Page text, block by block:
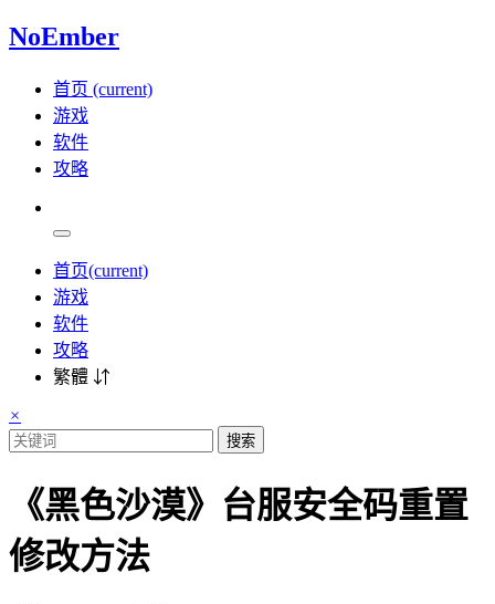
NoEmber
首页 (current)
游戏
软件
攻略
首页(current)
游戏
软件
攻略
繁體 ⇵
×
搜索
《黑色沙漠》台服安全码重置
修改方法